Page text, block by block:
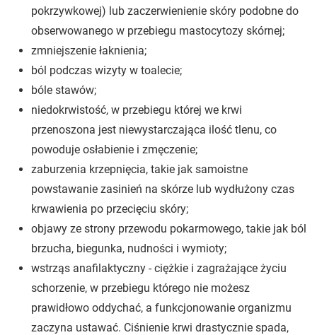
pokrzywkowej) lub zaczerwienienie skóry podobne do
obserwowanego w przebiegu mastocytozy skórnej;
zmniejszenie łaknienia;
ból podczas wizyty w toalecie;
bóle stawów;
niedokrwistość, w przebiegu której we krwi
przenoszona jest niewystarczająca ilość tlenu, co
powoduje osłabienie i zmęczenie;
zaburzenia krzepnięcia, takie jak samoistne
powstawanie zasinień na skórze lub wydłużony czas
krwawienia po przecięciu skóry;
objawy ze strony przewodu pokarmowego, takie jak ból
brzucha, biegunka, nudności i wymioty;
wstrząs anafilaktyczny - ciężkie i zagrażające życiu
schorzenie, w przebiegu którego nie możesz
prawidłowo oddychać, a funkcjonowanie organizmu
zaczyna ustawać. Ciśnienie krwi drastycznie spada,